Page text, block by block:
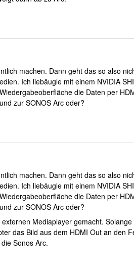
machen. Dann geht das so also
Ich liebäugle mit einem NVIDIA
die Daten per
zur SONOS Arc oder?
machen. Dann geht das so also
Ich liebäugle mit einem NVIDIA
die Daten per
zur SONOS Arc oder?
Mediaplayer gemacht.
das Bild aus dem HDMI Out an den
Sonos Arc.